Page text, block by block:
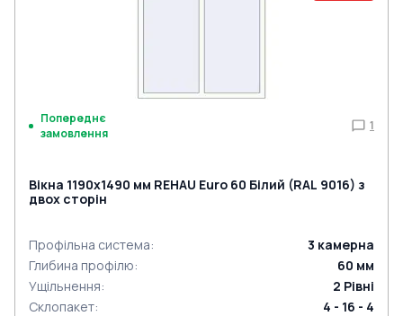
Попереднє
замовлення
1
Вікна 1190x1490 мм REHAU Euro 60 Білий (RAL 9016) з
двох сторін
Профільна система: 3 камерна
Глибина профілю: 60 мм
Ущільнення: 2 Рівні
Склопакет:
4 - 16 - 4